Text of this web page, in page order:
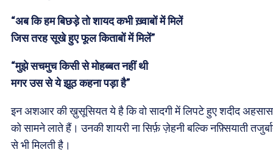
“अब कि हम बिछड़े तो शायद कभी ख़्वाबों में मिलें
जिस तरह सूखे हुए फूल किताबों में मिलें”
“मुझे सचमुच किसी से मोहब्बत नहीं थी
मगर उस से ये झूठ कहना पड़ा है”
इन अशआर की ख़ुसूसियत ये है कि वो सादगी में लिपटे हुए शदीद
को सामने लाते हैं। उनकी शायरी ना सिर्फ़ ज़ेहनी बल्कि नफ़्सियाती
से भी मिलती है।